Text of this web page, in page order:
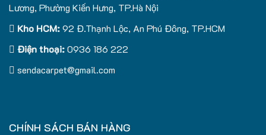
Lương, Phường Kiến Hưng, TP.Hà Nội
Kho HCM:92 Đ.Thạnh Lộc, An Phú Đông, TP.HCM
Điện thoại:0936 186 222
sendacarpet@gmail.com
CHÍNH SÁCH BÁN HÀNG